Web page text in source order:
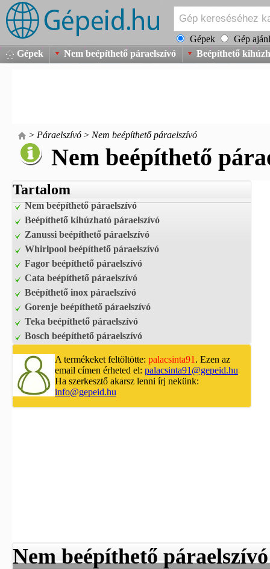
Gépek
Gép
Gépek
Nem beépíthető páraelszívó Beépíthető
> Páraelszívó > Nem beépíthető páraelszívó
Nem beépíthető
Tartalom
Nem beépíthető páraelszívó
Beépíthető kihúzható páraelszívó
Zanussi beépíthető páraelszívó
Whirlpool beépíthető páraelszívó
Fagor beépíthető páraelszívó
Cata beépíthető páraelszívó
Beépíthető inox páraelszívó
Gorenje beépíthető páraelszívó
Teka beépíthető páraelszívó
Bosch beépíthető páraelszívó
A termékeket feltöltötte: palacsinta91 . Ezen az
email címen érheted el: palacsinta91@gepeid.hu
Ha szerkesztő akarsz lenni írj nekünk:
info@gepeid.hu
Nem beépíthető páraelszívó